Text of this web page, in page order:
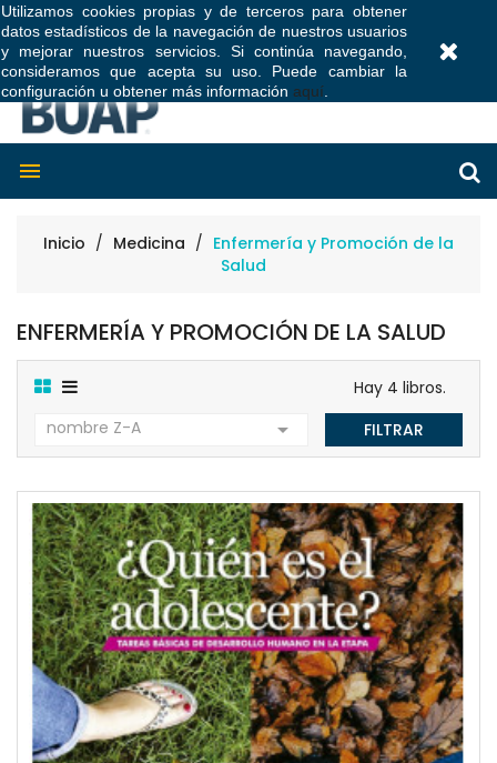
Utilizamos cookies propias y de terceros para obtener
datos estadísticos de la navegación de nuestros usuarios
y mejorar nuestros servicios. Si continúa navegando,
consideramos que acepta su uso. Puede cambiar la
configuración u obtener más información aquí

Inicio Medicina
Enfermería y Promoción de la
Salud
ENFERMERÍA Y PROMOCIÓN DE LA SALUD
Hay 4 libros.
nombre Z-A
 FILTRAR